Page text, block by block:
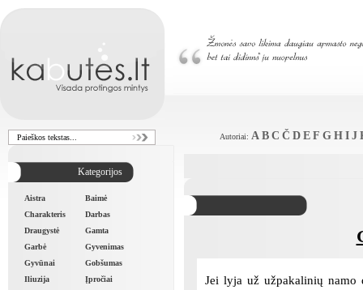
Autoriai: A B C Č D E F G H I J
Kategorijos
Aistra
Baimė
Charakteris
Darbas
Draugystė
Gamta
Garbė
Gyvenimas
Gyvūnai
Gobšumas
Iliuzija
Įpročiai
Jei lyja už užpakalinių